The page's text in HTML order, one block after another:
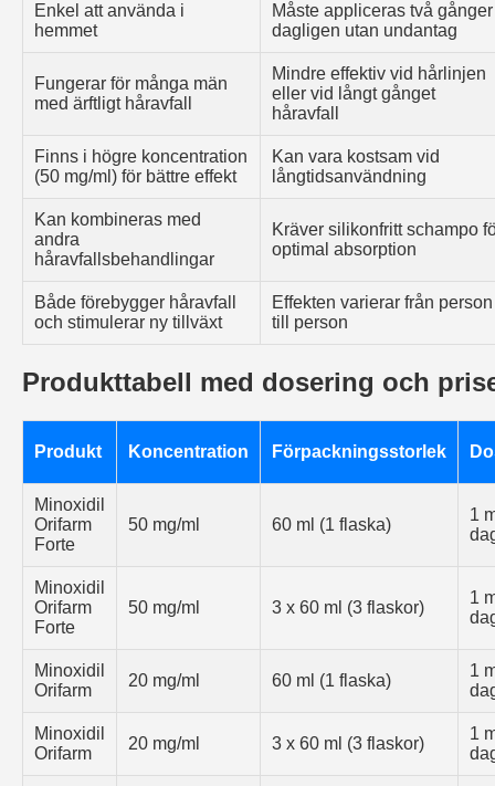
Enkel att använda i
hemmet
Måste appliceras två gånger
dagligen utan undantag
Fungerar för många män
med ärftligt håravfall
Mindre effektiv vid hårlinjen
eller vid långt gånget
håravfall
Finns i högre koncentration
(50 mg/ml) för bättre effekt
Kan vara kostsam vid
långtidsanvändning
Kan kombineras med
andra
håravfallsbehandlingar
Kräver silikonfritt schampo
optimal absorption
Både förebygger håravfall
och stimulerar ny tillväxt
Effekten varierar från person
till person
Produkttabell med dosering och
Produkt Koncentration Förpackningsstorlek
Minoxidil
Orifarm
Forte
50 mg/ml 60 ml (1 flaska)
1
Minoxidil
Orifarm
Forte
50 mg/ml 3 x 60 ml (3 flaskor)
1
Minoxidil
Orifarm
20 mg/ml 60 ml (1 flaska)
1
Minoxidil
Orifarm
20 mg/ml 3 x 60 ml (3 flaskor)
1